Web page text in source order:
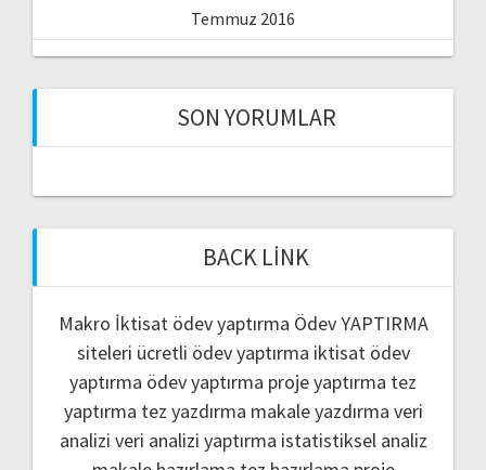
Temmuz 2016
SON YORUMLAR
BACK LINK
Makro İktisat ödev yaptırma Ödev YAPTIRMA
siteleri ücretli ödev yaptırma iktisat ödev
yaptırma ödev yaptırma proje yaptırma tez
yaptırma tez yazdırma makale yazdırma veri
analizi veri analizi yaptırma istatistiksel analiz